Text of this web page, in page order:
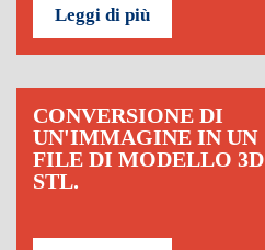
Leggi di più
CONVERSIONE DI
UN'IMMAGINE IN UN
FILE DI MODELLO 3D
STL.